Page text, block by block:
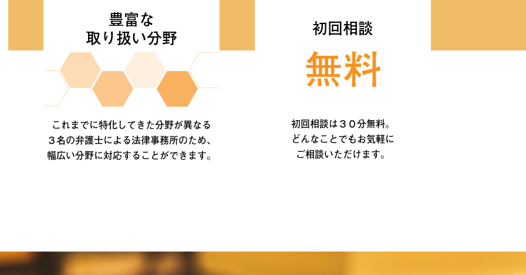
豊富な
取り扱い分野
これまでに特化してきた分野が異なる
３名の弁護士による法律事務所のため、
幅広い分野に対応することができます。
初回相談
無料
初回相談は３０分無料。
どんなことでもお気軽に
ご相談いただけます。